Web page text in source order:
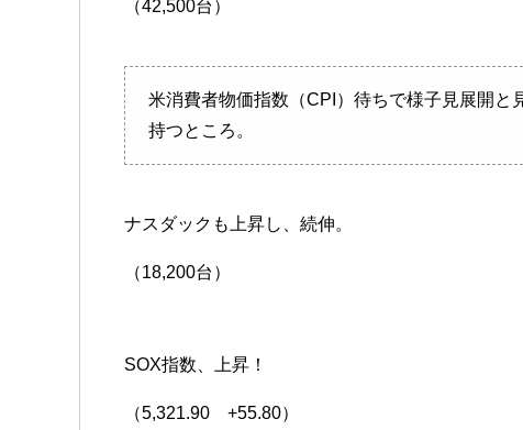
（42,500台）
米消費者物価指数（CPI）待ちで様子見展開と
持つところ。
ナスダックも上昇し、続伸。
（18,200台）
SOX指数、上昇！
（5,321.90 +55.80）